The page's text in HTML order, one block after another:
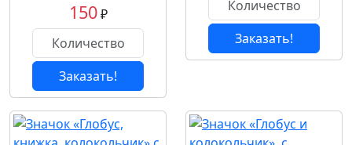
150₽
Заказать!
Заказать!